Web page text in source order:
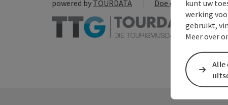
powered by TOURDATA Doe een suggestie
kunt uw
werking
gebruikt,
Meer over
Alle